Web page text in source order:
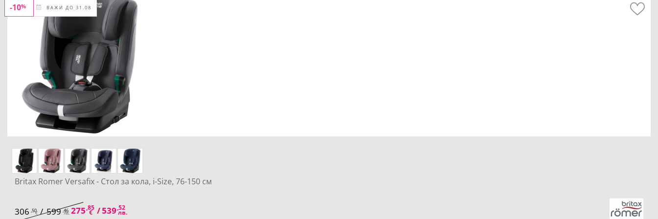
ВАЖИ ДО 31.08
-10%
Britax Romer Versafix - Стол за кола, i-Size, 76-150 см
306 ,50€ /599 ,46
лв. 275,85
€ /539,52
лв.